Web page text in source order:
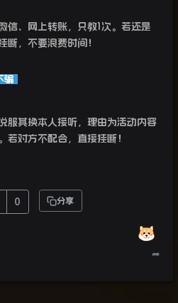
信、网上转账，只教1次。若还是
断，不要浪费时间！
骗
服其换本人接听，理由为活动内容
若对方不配合，直接挂断！
0 分享
➦